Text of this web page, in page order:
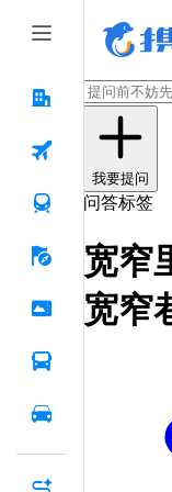
我要提问
问答标签
宽窄
宽窄